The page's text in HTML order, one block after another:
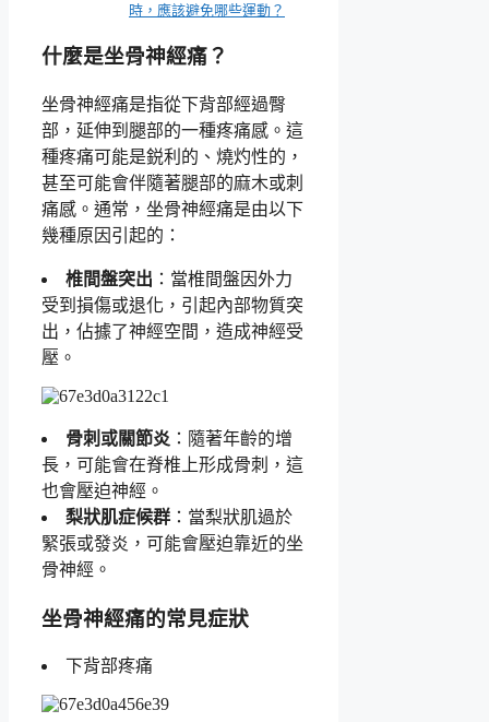
時，應該避免哪些運動？
什麼是坐骨神經痛？
坐骨神經痛是指從下背部經過臀
部，延伸到腿部的一種疼痛感。這
種疼痛可能是鋭利的、燒灼性的，
甚至可能會伴隨著腿部的麻木或刺
痛感。通常，坐骨神經痛是由以下
幾種原因引起的：
椎間盤突出 ：當椎間盤因外力
受到損傷或退化，引起內部物質突
出，佔據了神經空間，造成神經受
壓。
骨刺或關節炎 ：隨著年齡的增
長，可能會在脊椎上形成骨刺，這
也會壓迫神經。
梨狀肌症候群 ：當梨狀肌過於
緊張或發炎，可能會壓迫靠近的坐
骨神經。
坐骨神經痛的常見症狀
下背部疼痛